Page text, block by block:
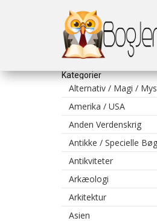
Kategorier
Alternativ / Magi /
Amerika / USA
Anden Verdenskrig
Antikke / Specielle
Antikviteter
Arkæologi
Arkitektur
Asien